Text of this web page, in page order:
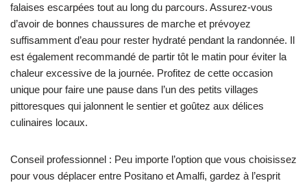
falaises escarpées tout au long du parcours. Assurez-vous
d’avoir de bonnes chaussures de marche et prévoyez
suffisamment d’eau pour rester hydraté pendant la randonnée. Il
est également recommandé de partir tôt le matin pour éviter la
chaleur excessive de la journée. Profitez de cette occasion
unique pour faire une pause dans l’un des petits villages
pittoresques qui jalonnent le sentier et goûtez aux délices
culinaires locaux.
Conseil professionnel : Peu importe l’option que vous choisissez
pour vous déplacer entre Positano et Amalfi, gardez à l’esprit